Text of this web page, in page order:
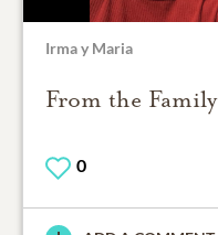
Irma y Maria
From the Family
0